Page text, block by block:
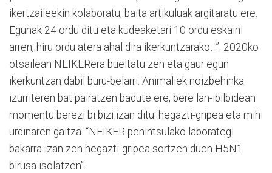
ikertzaileekin kolaboratu, baita artikuluak argitaratu ere.
Egunak 24 ordu ditu eta kudeaketari 10 ordu eskaini
arren, hiru ordu atera ahal dira ikerkuntzarako…”. 2020ko
otsailean NEIKERera bueltatu zen eta gaur egun
ikerkuntzan dabil buru-belarri. Animaliek noizbehinka
izurriteren bat pairatzen badute ere, bere lan-ibilbidean
momentu berezi bi bizi izan ditu: hegazti-gripea eta mihi
urdinaren gaitza. “NEIKER penintsulako laborategi
bakarra izan zen hegazti-gripea sortzen duen H5N1
birusa isolatzen”.